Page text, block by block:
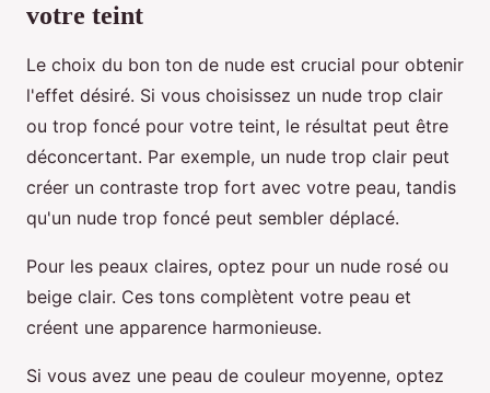
votre teint
Le choix du bon ton de nude est crucial pour obtenir
l'effet désiré. Si vous choisissez un nude trop clair
ou trop foncé pour votre teint, le résultat peut être
déconcertant. Par exemple, un nude trop clair peut
créer un contraste trop fort avec votre peau, tandis
qu'un nude trop foncé peut sembler déplacé.
Pour les peaux claires, optez pour un nude rosé ou
beige clair. Ces tons complètent votre peau et
créent une apparence harmonieuse.
Si vous avez une peau de couleur moyenne, optez